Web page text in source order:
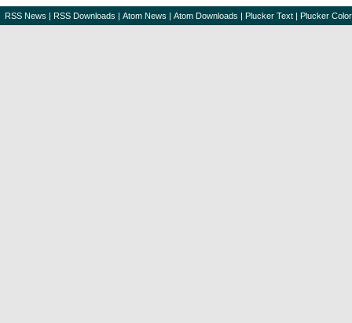
RSS News | RSS Downloads | Atom News | Atom Downloads | Plucker Text | Plucker Color